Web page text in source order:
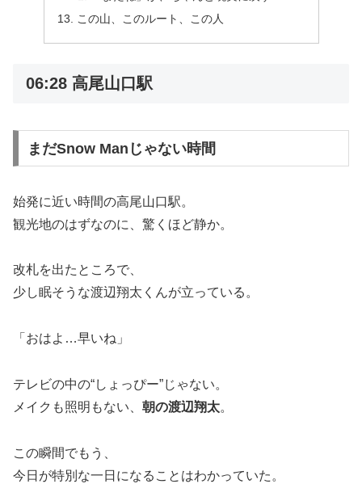
この山、このルート、この人
06:28 高尾山口駅
まだSnow Manじゃない時間
始発に近い時間の高尾山口駅。
観光地のはずなのに、驚くほど静か。
改札を出たところで、
少し眠そうな渡辺翔太くんが立っている。
「おはよ…早いね」
テレビの中の“しょっぴー”じゃない。
メイクも照明もない、 朝の渡辺翔太。
この瞬間でもう、
今日が特別な一日になることはわかっていた。